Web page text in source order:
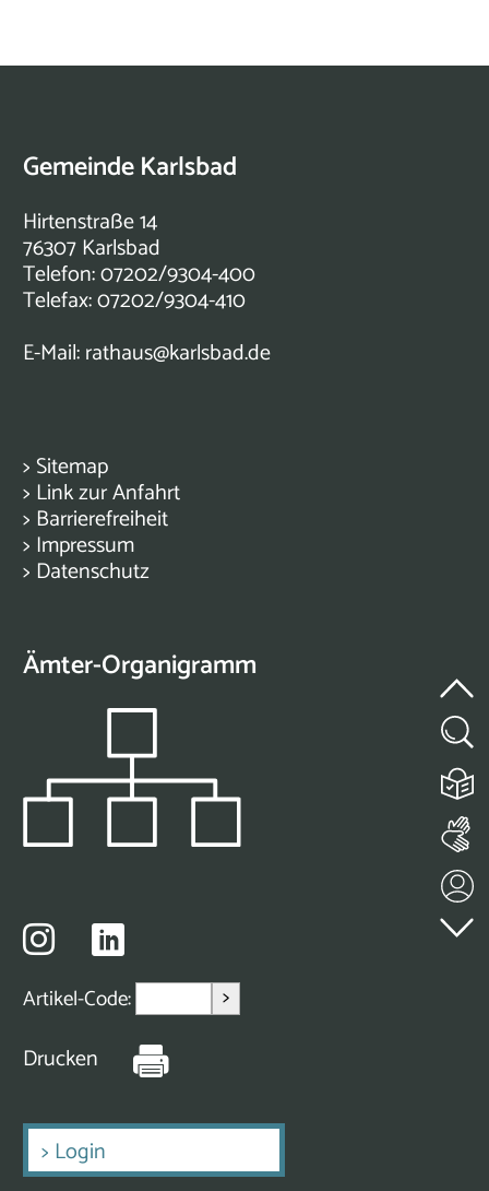
Gemeinde Karlsbad
Hirtenstraße 14
76307 Karlsbad
Telefon: 07202/9304-400
Telefax: 07202/9304-410
E-Mail:rathaus@karlsbad.de
> Sitemap
> Link zur Anfahrt
> Barrierefreiheit
> Impressum
> Datenschutz
Ämter-Organigramm
Artikel-Code: >
Drucken
> Login